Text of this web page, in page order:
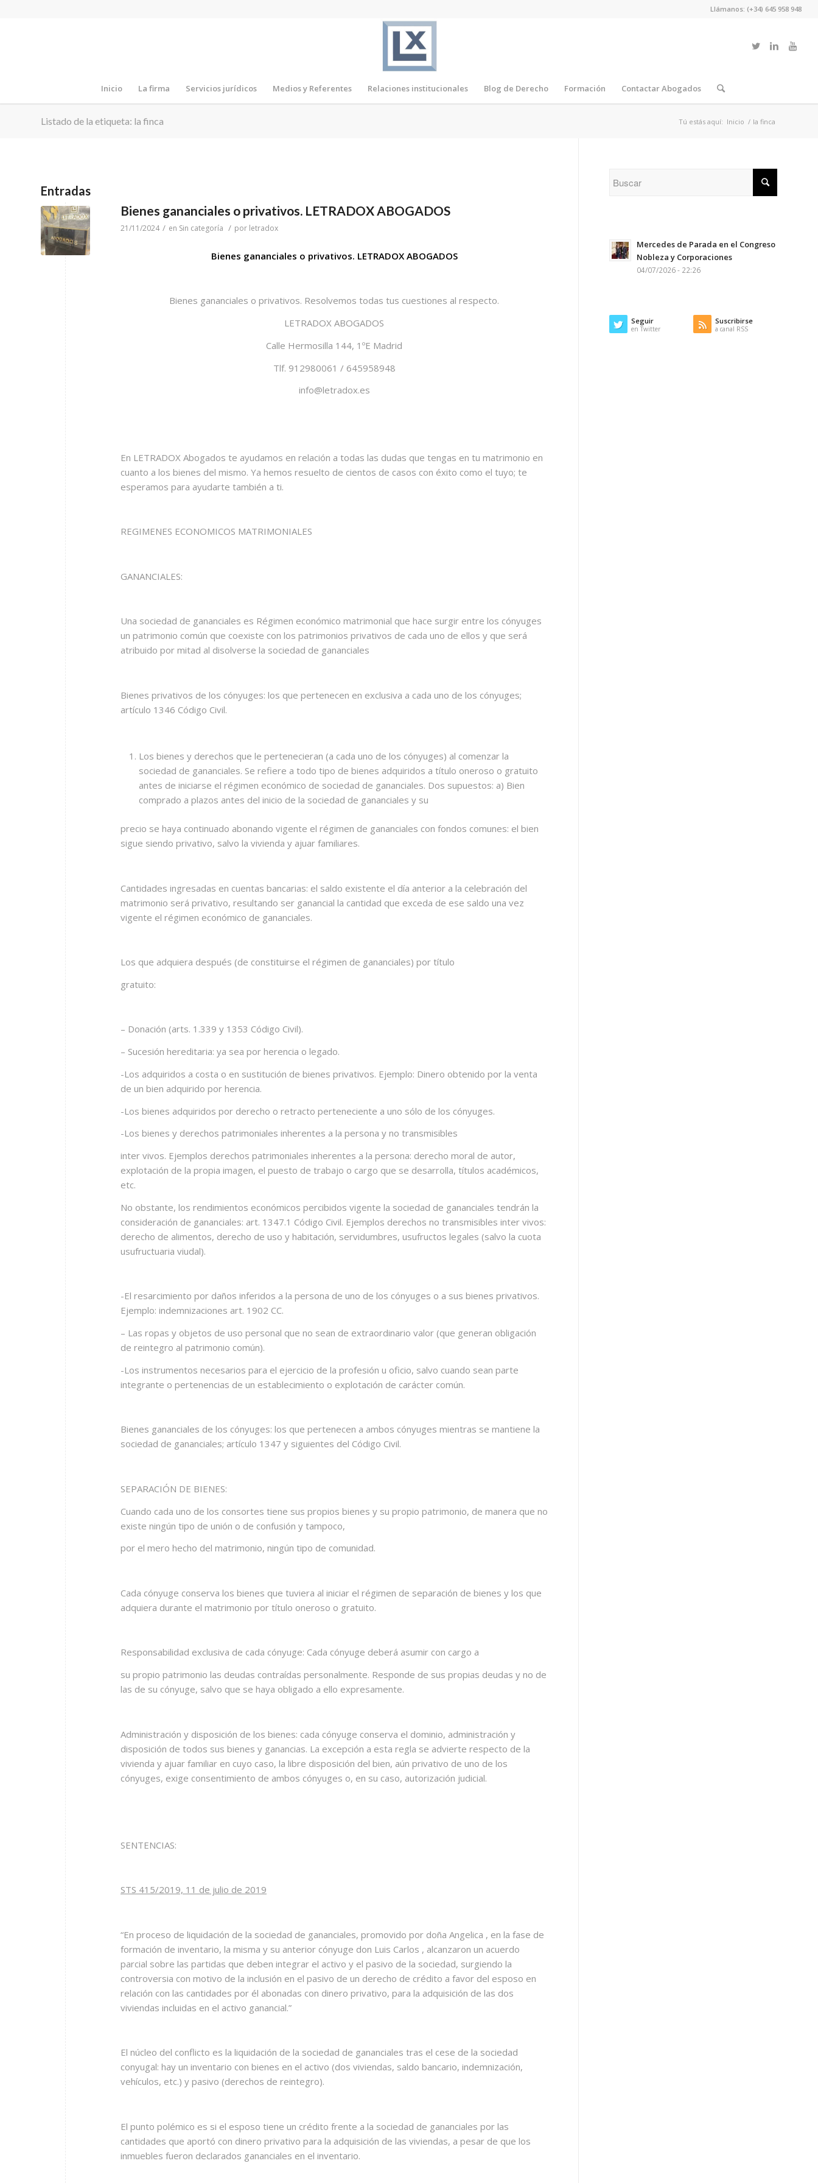
Llámanos: (+34) 645 958 948
Inicio La firma Servicios jurídicos Medios y Referentes Relaciones institucionales Blog de Derecho Formación Contactar Abogados
Listado de la etiqueta: la finca Tú estás aquí: Inicio / la finca
Entradas
Bienes gananciales o privativos. LETRADOX ABOGADOS
21/11/2024 / en Sin categoría / por letradox
Bienes gananciales o privativos. LETRADOX ABOGADOS
Bienes gananciales o privativos. Resolvemos todas tus cuestiones al respecto.
LETRADOX ABOGADOS
Calle Hermosilla 144, 1ºE Madrid
Tlf. 912980061 / 645958948
info@letradox.es
En LETRADOX Abogados te ayudamos en relación a todas las dudas que tengas en tu matrimonio en
cuanto a los bienes del mismo. Ya hemos resuelto de cientos de casos con éxito como el tuyo; te
esperamos para ayudarte también a ti.
REGIMENES ECONOMICOS MATRIMONIALES
GANANCIALES:
Una sociedad de gananciales es Régimen económico matrimonial que hace surgir entre los cónyuges
un patrimonio común que coexiste con los patrimonios privativos de cada uno de ellos y que será
atribuido por mitad al disolverse la sociedad de gananciales
Bienes privativos de los cónyuges: los que pertenecen en exclusiva a cada uno de los cónyuges;
artículo 1346 Código Civil.
Los bienes y derechos que le pertenecieran (a cada uno de los cónyuges) al comenzar la
sociedad de gananciales. Se refiere a todo tipo de bienes adquiridos a título oneroso o gratuito
antes de iniciarse el régimen económico de sociedad de gananciales. Dos supuestos: a) Bien
comprado a plazos antes del inicio de la sociedad de gananciales y su
precio se haya continuado abonando vigente el régimen de gananciales con fondos comunes: el bien
sigue siendo privativo, salvo la vivienda y ajuar familiares.
Cantidades ingresadas en cuentas bancarias: el saldo existente el día anterior a la celebración del
matrimonio será privativo, resultando ser ganancial la cantidad que exceda de ese saldo una vez
vigente el régimen económico de gananciales.
Los que adquiera después (de constituirse el régimen de gananciales) por título
gratuito:
– Donación (arts. 1.339 y 1353 Código Civil).
– Sucesión hereditaria: ya sea por herencia o legado.
-Los adquiridos a costa o en sustitución de bienes privativos. Ejemplo: Dinero obtenido por la venta
de un bien adquirido por herencia.
-Los bienes adquiridos por derecho o retracto perteneciente a uno sólo de los cónyuges.
-Los bienes y derechos patrimoniales inherentes a la persona y no transmisibles
inter vivos. Ejemplos derechos patrimoniales inherentes a la persona: derecho moral de autor,
explotación de la propia imagen, el puesto de trabajo o cargo que se desarrolla, títulos académicos,
etc.
No obstante, los rendimientos económicos percibidos vigente la sociedad de gananciales tendrán la
consideración de gananciales: art. 1347.1 Código Civil. Ejemplos derechos no transmisibles inter vivos:
derecho de alimentos, derecho de uso y habitación, servidumbres, usufructos legales (salvo la cuota
usufructuaria viudal).
-El resarcimiento por daños inferidos a la persona de uno de los cónyuges o a sus bienes privativos.
Ejemplo: indemnizaciones art. 1902 CC.
– Las ropas y objetos de uso personal que no sean de extraordinario valor (que generan obligación
de reintegro al patrimonio común).
-Los instrumentos necesarios para el ejercicio de la profesión u oficio, salvo cuando sean parte
integrante o pertenencias de un establecimiento o explotación de carácter común.
Bienes gananciales de los cónyuges: los que pertenecen a ambos cónyuges mientras se mantiene la
sociedad de gananciales; artículo 1347 y siguientes del Código Civil.
SEPARACIÓN DE BIENES:
Cuando cada uno de los consortes tiene sus propios bienes y su propio patrimonio, de manera que no
existe ningún tipo de unión o de confusión y tampoco,
por el mero hecho del matrimonio, ningún tipo de comunidad.
Cada cónyuge conserva los bienes que tuviera al iniciar el régimen de separación de bienes y los que
adquiera durante el matrimonio por título oneroso o gratuito.
Responsabilidad exclusiva de cada cónyuge: Cada cónyuge deberá asumir con cargo a
su propio patrimonio las deudas contraídas personalmente. Responde de sus propias deudas y no de
las de su cónyuge, salvo que se haya obligado a ello expresamente.
Administración y disposición de los bienes: cada cónyuge conserva el dominio, administración y
disposición de todos sus bienes y ganancias. La excepción a esta regla se advierte respecto de la
vivienda y ajuar familiar en cuyo caso, la libre disposición del bien, aún privativo de uno de los
cónyuges, exige consentimiento de ambos cónyuges o, en su caso, autorización judicial.
SENTENCIAS:
STS 415/2019, 11 de julio de 2019
“En proceso de liquidación de la sociedad de gananciales, promovido por doña Angelica , en la fase de
formación de inventario, la misma y su anterior cónyuge don Luis Carlos , alcanzaron un acuerdo
parcial sobre las partidas que deben integrar el activo y el pasivo de la sociedad, surgiendo la
controversia con motivo de la inclusión en el pasivo de un derecho de crédito a favor del esposo en
relación con las cantidades por él abonadas con dinero privativo, para la adquisición de las dos
viviendas incluidas en el activo ganancial.”
El núcleo del conflicto es la liquidación de la sociedad de gananciales tras el cese de la sociedad
conyugal: hay un inventario con bienes en el activo (dos viviendas, saldo bancario, indemnización,
vehículos, etc.) y pasivo (derechos de reintegro).
El punto polémico es si el esposo tiene un crédito frente a la sociedad de gananciales por las
cantidades que aportó con dinero privativo para la adquisición de las viviendas, a pesar de que los
inmuebles fueron declarados gananciales en el inventario.
Mercedes de Parada en el Congreso
Nobleza y Corporaciones
04/07/2026 - 22:26
Seguir
en Twitter
Suscribirse
a canal RSS